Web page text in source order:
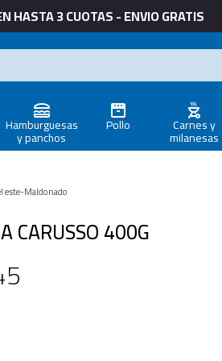
HASTA 3 CUOTAS - ENVIO GRATIS
Hamburguesas
y panchos
Pollo Carnes y
milanesas
este Maldonado
CARUSSO 400G